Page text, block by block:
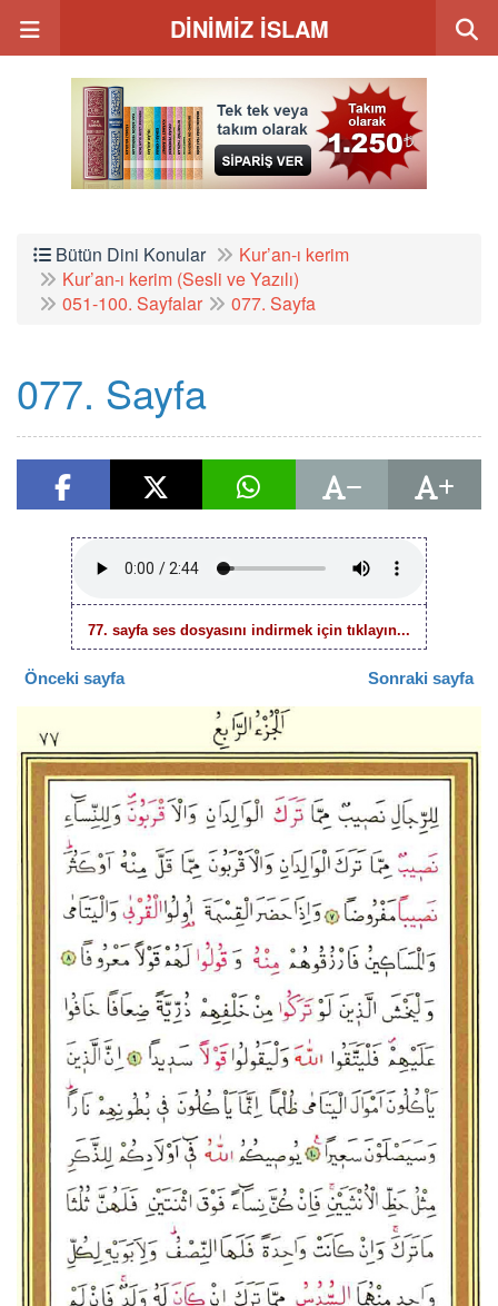
DİNİMİZ İSLAM
Bütün Dini Konular
Kur’an-ı kerim
Kur’an-ı kerim (Sesli ve Yazılı)
051-100. Sayfalar
077. Sayfa
077. Sayfa
77. sayfa ses dosyasını indirmek için tıklayın...
Önceki sayfa Sonraki sayfa